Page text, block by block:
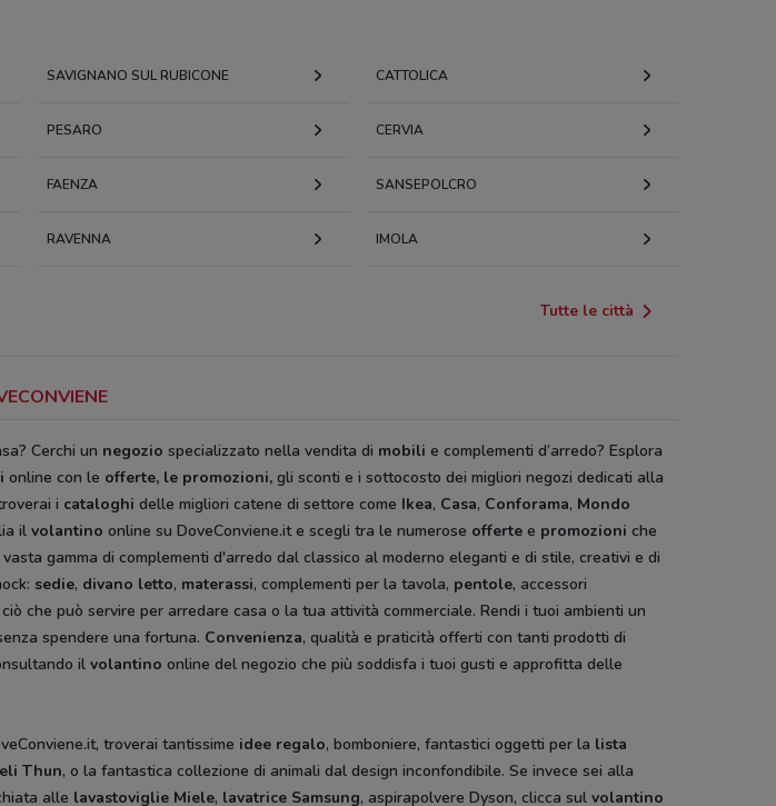
SAVIGNANO SUL RUBICONE CATTOLICA
PESARO CERVIA
FAENZA SANSEPOLCRO
RAVENNA IMOLA
Tutte le città
Cerchi un negozio specializzato nella vendita di mobili e complementi d’arredo? Esplora
online con le offerte, le promozioni, gli sconti e i sottocosto dei migliori negozi dedicati alla
i cataloghi delle migliori catene di settore come Ikea, Casa, Conforama, Mondo
il volantino online su DoveConviene.it e scegli tra le numerose offerte e promozioni che
gamma di complementi d'arredo dal classico al moderno eleganti e di stile, creativi e di
sedie, divano letto, materassi, complementi per la tavola, pentole, accessori
che può servire per arredare casa o la tua attività commerciale. Rendi i tuoi ambienti un
spendere una fortuna. Convenienza, qualità e praticità offerti con tanti prodotti di
il volantino online del negozio che più soddisfa i tuoi gusti e approfitta delle
troverai tantissime idee regalo, bomboniere, fantastici oggetti per la lista
Thun, o la fantastica collezione di animali dal design inconfondibile. Se invece sei alla
alle lavastoviglie Miele, lavatrice Samsung, aspirapolvere Dyson, clicca sul volantino